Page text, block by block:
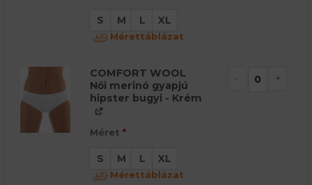
S M L XL
Mérettáblázat
COMFORT WOOL
Női merinó gyapjú
hipster bugyi - Krém
Méret*
S M L XL
Mérettáblázat